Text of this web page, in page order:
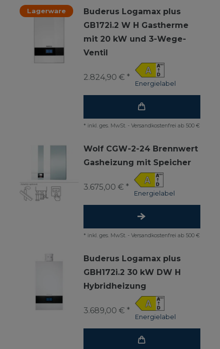
Lagerware
Buderus Logamax plus
GB172i.2 W H Gastherme
mit 20 kW und 3-Wege-
Ventil
Energielabel
2.824,90 € *
* inkl. ges. MwSt. - Versandkostenfrei ab 500 €
Wolf CGW-2-24 Brennwert
Gasheizung mit Speicher
Energielabel
3.675,00 € *
* inkl. ges. MwSt. - Versandkostenfrei ab 500 €
Buderus Logamax plus
GBH172i.2 30 kW DW H
Hybridheizung
Energielabel
3.689,00 € *